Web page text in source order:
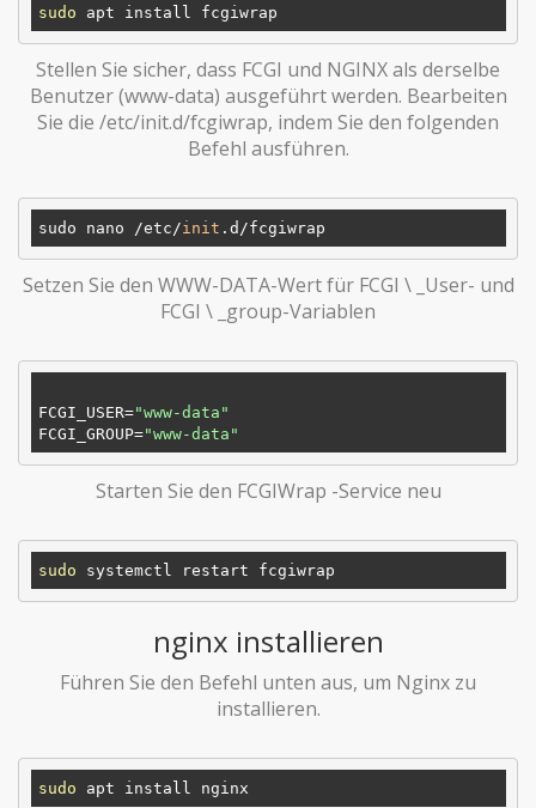
sudo
Stellen Sie sicher, dass FCGI und NGINX als derselbe
Benutzer (www-data) ausgeführt werden. Bearbeiten
Sie die /etc/init.d/fcgiwrap, indem Sie den folgenden
Befehl ausführen.
sudo nano /etc/init
Setzen Sie den WWW-DATA-Wert für FCGI \ _User- und
FCGI \ _group-Variablen
FCGI_USER="www-data"
FCGI_GROUP="www-data"
Starten Sie den FCGIWrap -Service neu
sudo
nginx installieren
Führen Sie den Befehl unten aus, um Nginx zu
installieren.
sudo